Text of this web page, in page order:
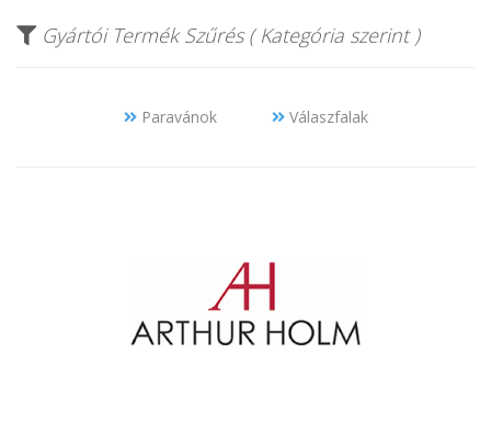
Gyártói Termék Szűrés ( Kategória szerint )
Paravánok Válaszfalak